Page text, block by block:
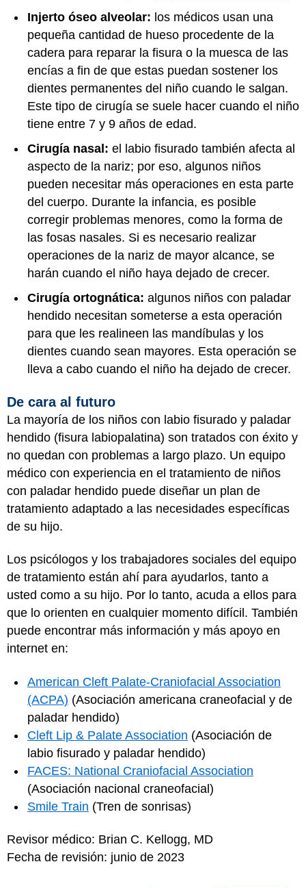
Injerto óseo alveolar: los médicos usan una
pequeña cantidad de hueso procedente de la
cadera para reparar la fisura o la muesca de las
encías a fin de que estas puedan sostener los
dientes permanentes del niño cuando le salgan.
Este tipo de cirugía se suele hacer cuando el niño
tiene entre 7 y 9 años de edad.
Cirugía nasal: el labio fisurado también afecta al
aspecto de la nariz; por eso, algunos niños
pueden necesitar más operaciones en esta parte
del cuerpo. Durante la infancia, es posible
corregir problemas menores, como la forma de
las fosas nasales. Si es necesario realizar
operaciones de la nariz de mayor alcance, se
harán cuando el niño haya dejado de crecer.
Cirugía ortognática: algunos niños con paladar
hendido necesitan someterse a esta operación
para que les realineen las mandíbulas y los
dientes cuando sean mayores. Esta operación se
lleva a cabo cuando el niño ha dejado de crecer.
De cara al futuro
La mayoría de los niños con labio fisurado y paladar
hendido (fisura labiopalatina) son tratados con éxito y
no quedan con problemas a largo plazo. Un equipo
médico con experiencia en el tratamiento de niños
con paladar hendido puede diseñar un plan de
tratamiento adaptado a las necesidades específicas
de su hijo.
Los psicólogos y los trabajadores sociales del equipo
de tratamiento están ahí para ayudarlos, tanto a
usted como a su hijo. Por lo tanto, acuda a ellos para
que lo orienten en cualquier momento difícil. También
puede encontrar más información y más apoyo en
internet en:
American Cleft Palate-Craniofacial Association
(ACPA) (Asociación americana craneofacial y de
paladar hendido)
Cleft Lip & Palate Association (Asociación de
labio fisurado y paladar hendido)
FACES: National Craniofacial Association
(Asociación nacional craneofacial)
Smile Train (Tren de sonrisas)
Revisor médico: Brian C. Kellogg, MD
Fecha de revisión: junio de 2023